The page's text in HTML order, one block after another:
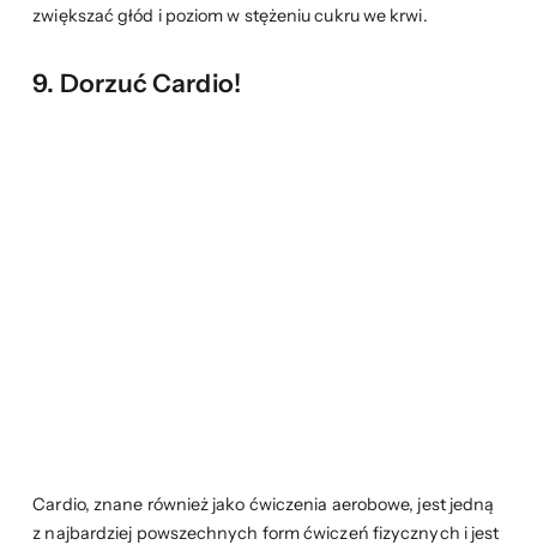
zwiększać głód i poziom w stężeniu cukru we krwi.
9. Dorzuć Cardio!
Cardio, znane również jako ćwiczenia aerobowe, jest jedną
z najbardziej powszechnych form ćwiczeń fizycznych i jest